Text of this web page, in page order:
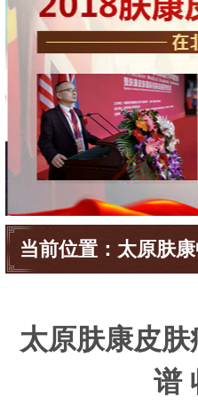
当前位置： 太原肤
太原肤康皮
谱